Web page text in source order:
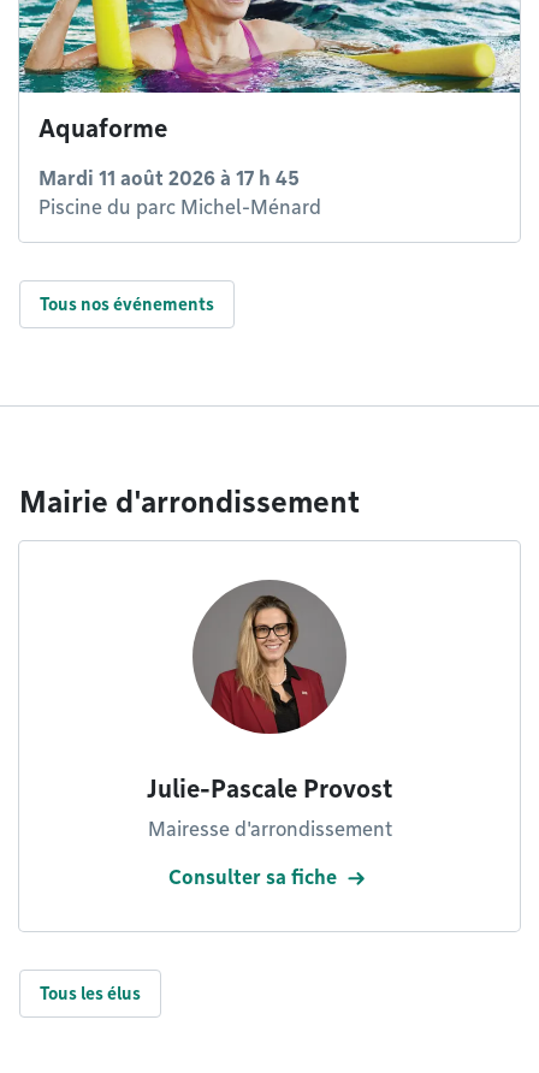
Aquaforme
Mardi 11 août 2026 à 17 h 45
Piscine du parc Michel-Ménard
Tous nos événements
Mairie d'arrondissement
Julie-Pascale Provost
Mairesse d'arrondissement
Consulter sa fiche
Tous les élus